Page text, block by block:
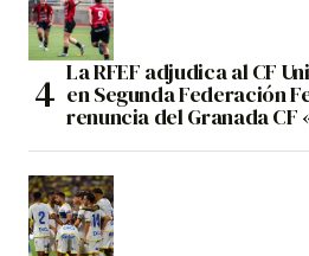
La RFEF adjudica al CF
en Segunda Federación
renuncia del Granada CF